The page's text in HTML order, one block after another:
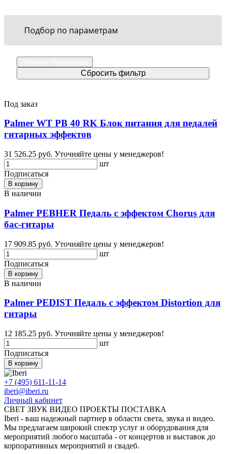
Подбор по параметрам
Под заказ
Palmer WT PB 40 RK Блок питания для педалей
гитарных эффектов
31 526.25 руб. Уточняйте цены у менеджеров!
шт
Подписаться
В корзину
В наличии
Palmer PEBHER Педаль с эффектом Chorus для
бас-гитары
17 909.85 руб. Уточняйте цены у менеджеров!
шт
Подписаться
В корзину
В наличии
Palmer PEDIST Педаль с эффектом Distortion для
гитары
12 185.25 руб. Уточняйте цены у менеджеров!
шт
Подписаться
В корзину
+7 (495) 611-11-14
iberi@iberi.ru
Личный кабинет
СВЕТ ЗВУК ВИДЕО ПРОЕКТЫ ПОСТАВКА
Iberi - ваш надежный партнер в области света, звука и видео.
Мы предлагаем широкий спектр услуг и оборудования для
мероприятий любого масштаба - от концертов и выставок до
корпоративных мероприятий и свадеб.